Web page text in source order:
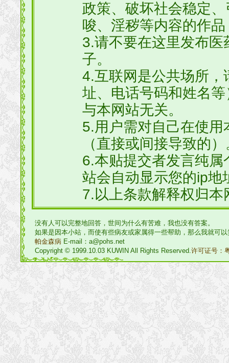
政策、破坏社会稳定
唆、淫秽等内容的作品
3.请不要在这里发布
子。
4.互联网是公共场所
址、电话号码和姓名
与本网站无关。
5.用户需对自己在使
（直接或间接导致的
6.本贴提交者发言纯
站会自动显示您的ip地
7.以上条款解释权归本
没有人可以完整地回答，世间为什么有苦难，我也没有答案。
如果是因本小站，而使有些病友或家属得一些帮助，那么我就可
帕金森病 E-mail：a@pohs.net
Copyright © 1999.10.03 KUWIN All Rights Reserved.许可证号：